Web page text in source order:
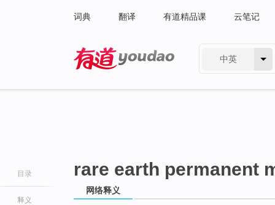
词典 翻译 有道精品课 云笔记
中英
目录
释义
rare earth permanent
网络释义